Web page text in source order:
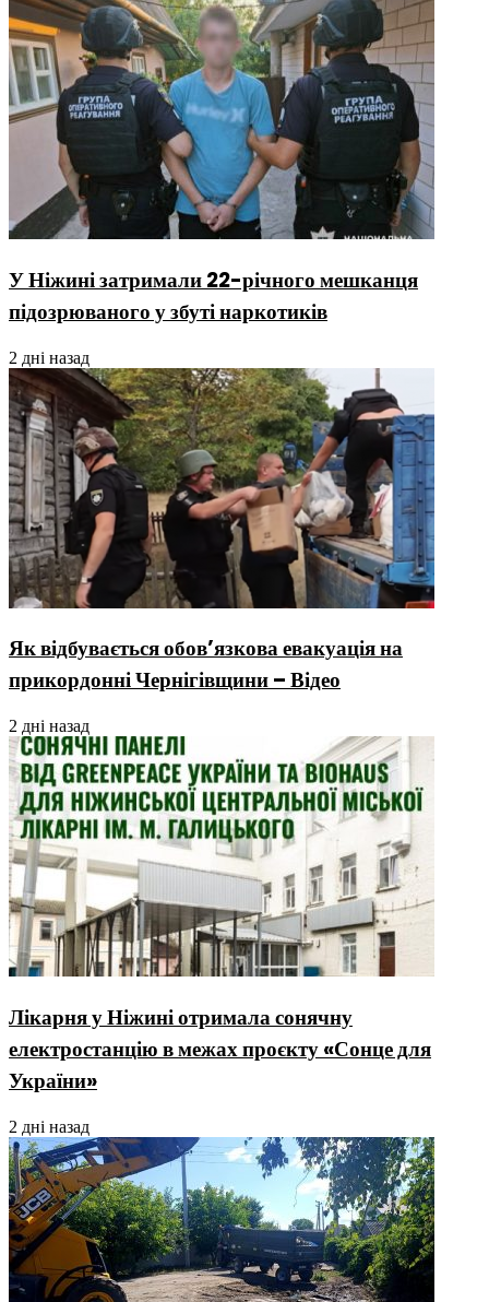
У Ніжині затримали 22-річного мешканця
підозрюваного у збуті наркотиків
2 дні назад
Як відбувається обов’язкова евакуація на
прикордонні Чернігівщини – Відео
2 дні назад
Лікарня у Ніжині отримала сонячну
електростанцію в межах проєкту «Сонце для
України»
2 дні назад